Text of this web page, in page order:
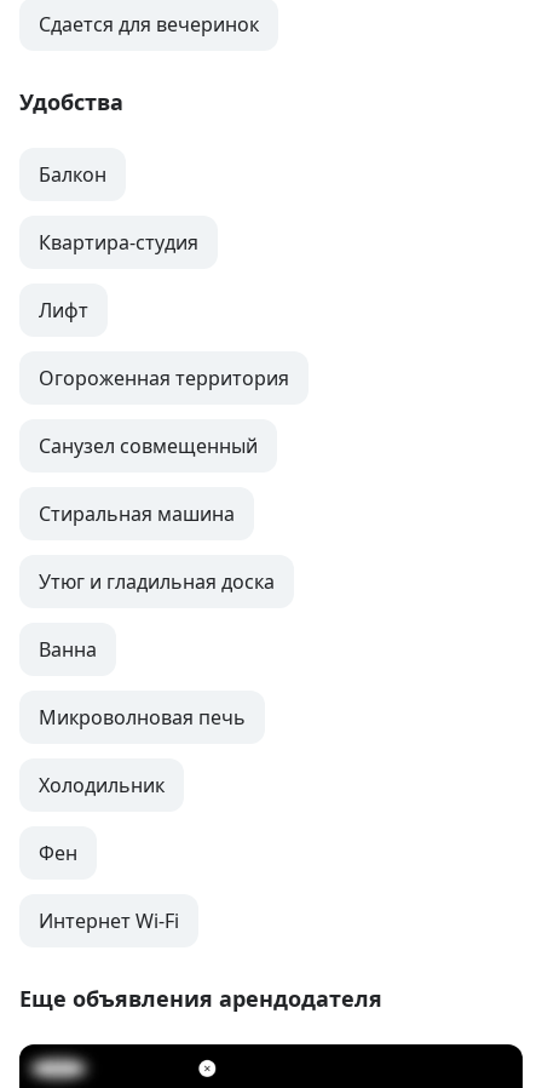
Сдается для вечеринок
Удобства
Балкон
Квартира-студия
Лифт
Огороженная территория
Санузел совмещенный
Стиральная машина
Утюг и гладильная доска
Ванна
Микроволновая печь
Холодильник
Фен
Интернет Wi-Fi
Еще объявления арендодателя